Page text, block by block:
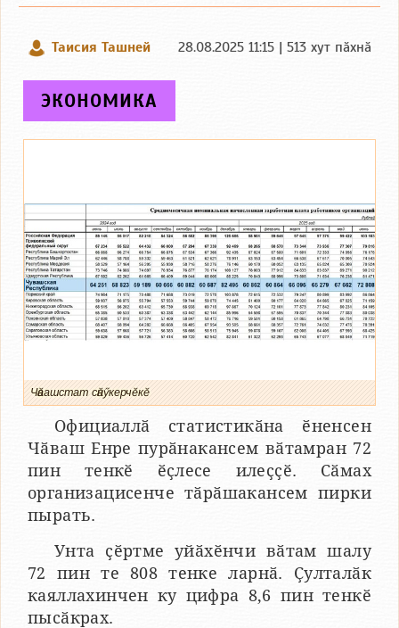
Таисия Ташней 28.08.2025 11:15 | 513 хут пӑхнӑ
ЭКОНОМИКА
Чӑвашстат сӑнӳкерчӗкӗ
Официаллӑ статистикӑна ӗненсен
Чӑваш Енре пурӑнакансем вӑтамран 72
пин тенкӗ ӗҫлесе илеҫҫӗ. Сӑмах
организацисенче тӑрӑшакансем пирки
пырать.
Унта ҫӗртме уйӑхӗнчи вӑтам шалу
72 пин те 808 тенке ларнӑ. Ҫулталӑк
каяллахинчен ку цифра 8,6 пин тенкӗ
пысӑкрах.